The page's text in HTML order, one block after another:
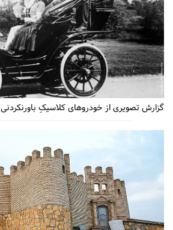
گزارش تصویری از خودروهای کلاسیکِ باورنکردنی